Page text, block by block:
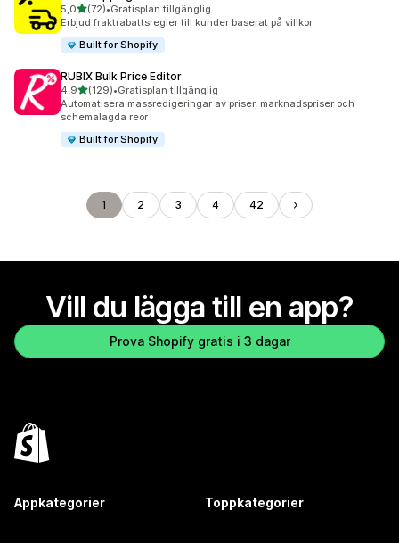
5,0av 5 stjärnor
(72)
72 recensioner totalt
•Gratisplan tillgänglig
Erbjud fraktrabattsregler till kunder baserat på villkor
Built for Shopify
RUBIX Bulk Price Editor
4,9av 5 stjärnor
(129)
129 recensioner totalt
•Gratisplan tillgänglig
Automatisera massredigeringar av priser, marknadspriser och
schemalagda reor
Built for Shopify
1 2 3 4 42
Vill du lägga till en app?
Prova Shopify gratis i 3 dagar
Appkategorier Toppkategorier